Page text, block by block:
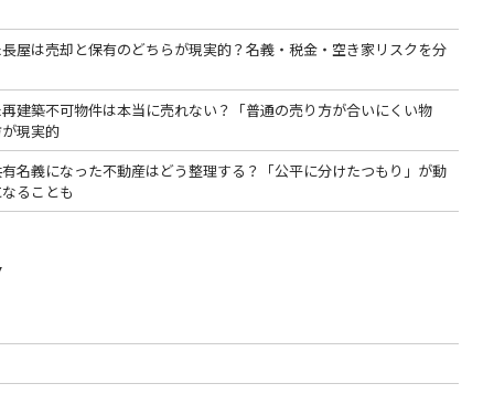
屋は売却と保有のどちらが現実的？名義・税金・空き家リスクを分
建築不可物件は本当に売れない？「普通の売り方が合いにくい物
現実的
名義になった不動産はどう整理する？「公平に分けたつもり」が動
ることも